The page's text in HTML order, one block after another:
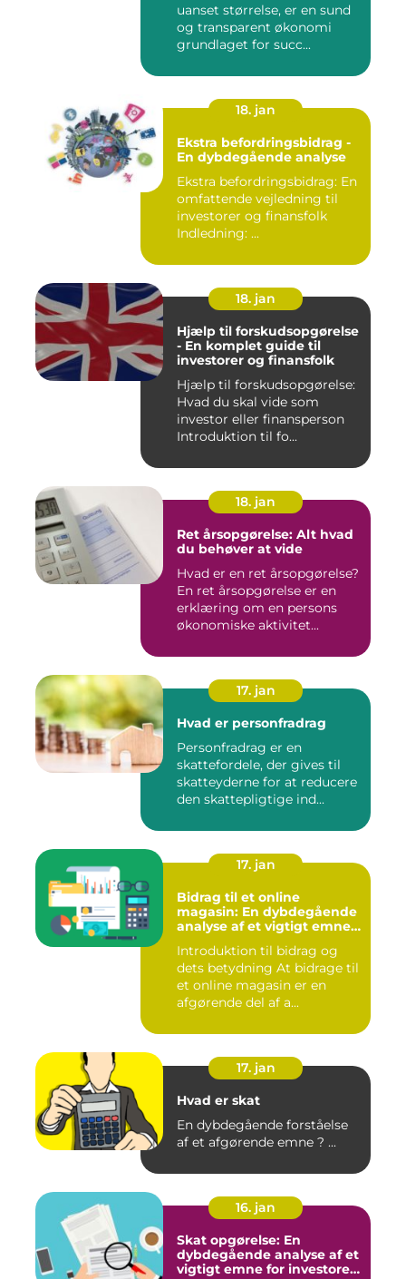
uanset størrelse, er en sund
og transparent økonomi
grundlaget for succ...
18. jan
Ekstra befordringsbidrag -
En dybdegående analyse
Ekstra befordringsbidrag: En
omfattende vejledning til
investorer og finansfolk
Indledning: ...
18. jan
Hjælp til forskudsopgørelse
- En komplet guide til
investorer og finansfolk
Hjælp til forskudsopgørelse:
Hvad du skal vide som
investor eller finansperson
Introduktion til fo...
18. jan
Ret årsopgørelse: Alt hvad
du behøver at vide
Hvad er en ret årsopgørelse?
En ret årsopgørelse er en
erklæring om en persons
økonomiske aktivitet...
17. jan
Hvad er personfradrag
Personfradrag er en
skattefordele, der gives til
skatteyderne for at reducere
den skattepligtige ind...
17. jan
Bidrag til et online
magasin: En dybdegående
analyse af et vigtigt emne
Introduktion til bidrag og
dets betydning At bidrage til
et online magasin er en
afgørende del af a...
17. jan
Hvad er skat
En dybdegående forståelse
af et afgørende emne ? ...
16. jan
Skat opgørelse: En
dybdegående analyse af et
vigtigt emne for investorer